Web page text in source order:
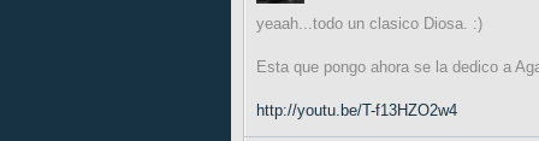
yeaah...todo un clasico Diosa. :)
Esta que pongo ahora se la dedico a
http://youtu.be/T-f13HZO2w4